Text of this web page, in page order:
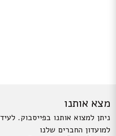
מצא אותנו
ניתן למצוא אותנו בפייסבוק.
למועדון החברים שלנו